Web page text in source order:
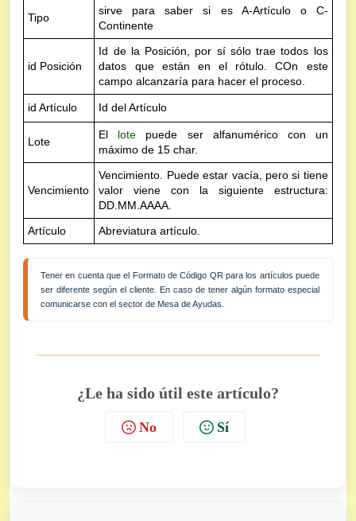
Tipo
sirve para saber si es A-Artículo o C-
Continente
id Posición
Id de la Posición, por sí sólo trae todos los
datos que están en el rótulo. COn este
campo alcanzaría para hacer el proceso.
id Artículo Id del Artículo
Lote
El lote puede ser alfanumérico con un
máximo de 15 char.
Vencimiento
Vencimiento. Puede estar vacía, pero si tiene
valor viene con la siguiente estructura:
DD.MM.AAAA.
Artículo
Abreviatura artículo.
Tener en cuenta que el Formato de Código QR para los artículos puede
ser diferente según el cliente. En caso de tener algún formato especial
comunicarse con el sector de Mesa de Ayudas.
¿Le ha sido útil este artículo?
No Sí